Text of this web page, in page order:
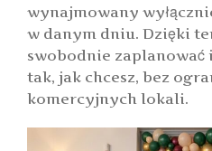
wynajmowany
w danym dniu. Dzięki
swobodnie zaplanować
tak, jak chcesz, bez
komercyjnych lokali.